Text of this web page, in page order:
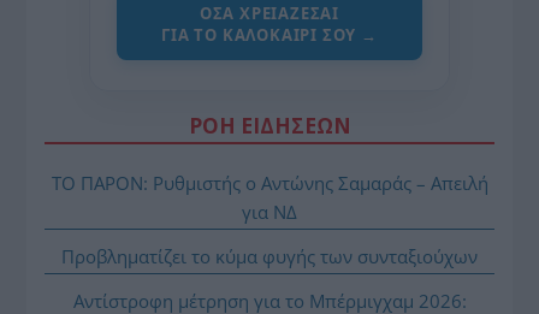
ΌΣΑ ΧΡΕΙΆΖΕΣΑΙ
ΓΙΑ ΤΟ ΚΑΛΟΚΑΊΡΙ ΣΟΥ →
ΡΟΗ ΕΙΔΗΣΕΩΝ
ΤΟ ΠΑΡΟΝ: Ρυθμιστής ο Αντώνης Σαμαράς – Απειλή
για ΝΔ
Προβληματίζει το κύμα φυγής των συνταξιούχων
Αντίστροφη μέτρηση για το Μπέρμιγχαμ 2026: